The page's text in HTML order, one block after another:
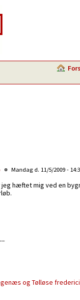
Mandag d. 11/5/2009 -
jeg hæftet mig ved en
og Tølløse